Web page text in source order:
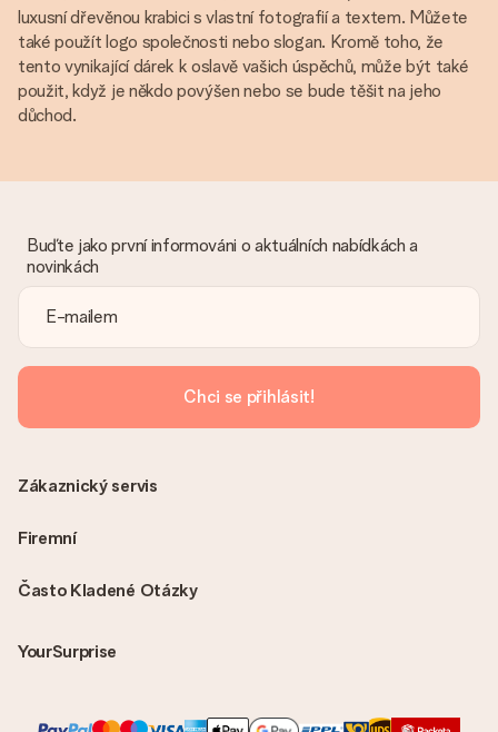
luxusní dřevěnou krabici s vlastní fotografií a textem. Můžete
také použít logo společnosti nebo slogan. Kromě toho, že
tento vynikající dárek k oslavě vašich úspěchů, může být také
použit, když je někdo povýšen nebo se bude těšit na jeho
důchod.
Buďte jako první informováni o aktuálních nabídkách a
novinkách
Chci se přihlásit!
Často Kladené Otázky
YourSurprise
Zákaznický servis
Firemní